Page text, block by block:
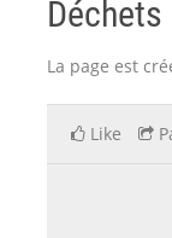
La page est
Like